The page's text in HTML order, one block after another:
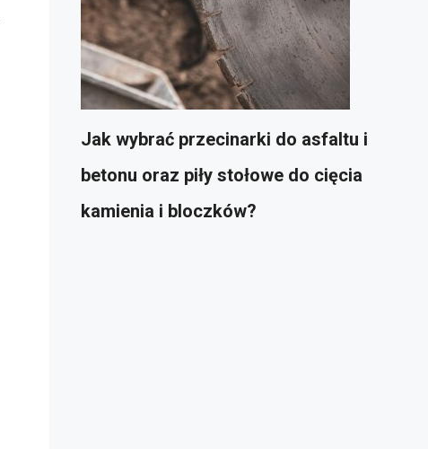
Jak wybrać przecinarki do asfaltu i
betonu oraz piły stołowe do cięcia
kamienia i bloczków?